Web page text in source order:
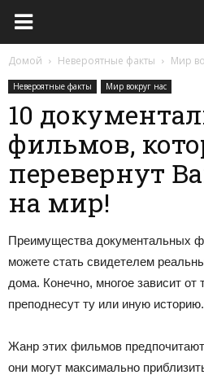
Домой Невероятные факты Мир
Невероятные факты Мир вокруг нас
10
фильмов,
перевернут
на мир!
Преимущества документальных
можете стать свидетелем
дома. Конечно, многое зависит от
преподнесут ту или иную историю.
Жанр этих фильмов предпочитают
они могут максимально